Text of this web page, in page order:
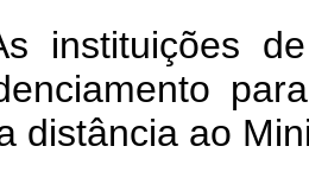
instituições
distância ao